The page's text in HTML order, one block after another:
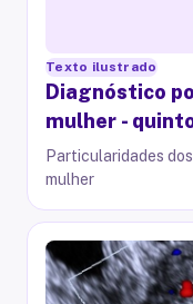
Texto ilustrado
Diagnóstico
mulher -
Particularidades
mulher